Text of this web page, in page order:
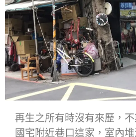
再生之所有時沒有來歷，
國宅附近巷口這家，室內